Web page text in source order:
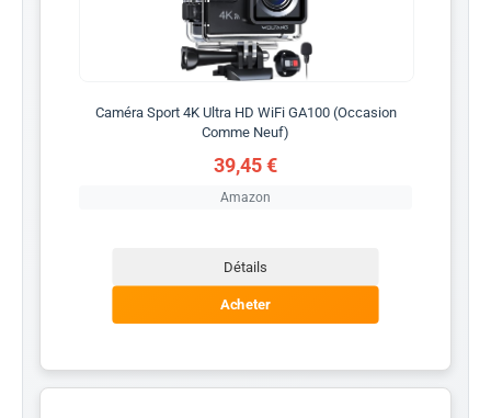
Caméra Sport 4K Ultra HD WiFi GA100 (Occasion
Comme Neuf)
39,45 €
Amazon
Détails
Acheter